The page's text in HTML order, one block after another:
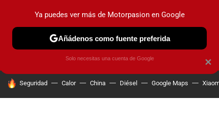
PRUEBAS COCHES ELÉCTRICOS OBSERVATORIO
HOY SE HABLA DE
Seguridad Calor China Diésel Google Maps
×
Ya puedes ver más de Motorpasion en Google
Añádenos como fuente preferida
Solo necesitas una cuenta de Google